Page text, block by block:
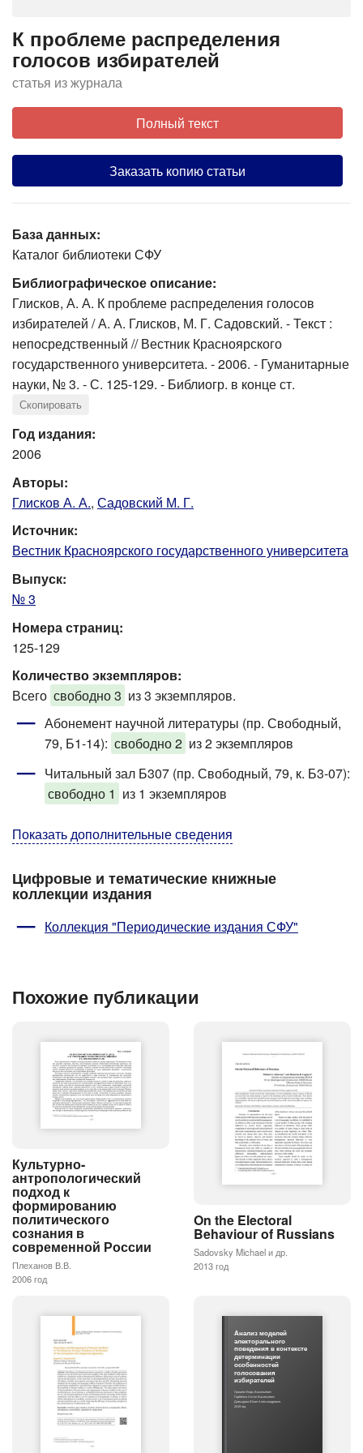
К проблеме распределения
голосов избирателей
статья из журнала
Полный текст
Заказать копию статьи
База данных:
Каталог библиотеки СФУ
Библиографическое описание:
Глисков, А. А. К проблеме распределения голосов
избирателей / А. А. Глисков, М. Г. Садовский. - Текст :
непосредственный // Вестник Красноярского
государственного университета. - 2006. - Гуманитарные
науки, № 3. - С. 125-129. - Библиогр. в конце ст.
Скопировать
Год издания:
2006
Авторы:
Глисков А. А., Садовский М. Г.
Источник:
Вестник Красноярского государственного университета
Выпуск:
№ 3
Номера страниц:
125-129
Количество экземпляров:
Всего свободно 3 из 3 экземпляров.
Абонемент научной литературы (пр. Свободный,
79, Б1-14): свободно 2 из 2 экземпляров
Читальный зал Б307 (пр. Свободный, 79, к. Б3-07):
свободно 1 из 1 экземпляров
Показать дополнительные сведения
Цифровые и тематические книжные
коллекции издания
Коллекция "Периодические издания СФУ"
Похожие публикации
Культурно-
антропологический
подход к
формированию
политического
сознания в
современной России
Плеханов В.В.
2006 год
On the Electoral
Behaviour of Russians
Sadovsky Michael и др.
2013 год
Анализ моделей
электорального
поведения в контексте
детерминации
особенностей
голосования
избирателей
Грошев Игорь Васильевич
Горбенко Антон Васильевич
Давыдова Юлия Александровна
2019 год